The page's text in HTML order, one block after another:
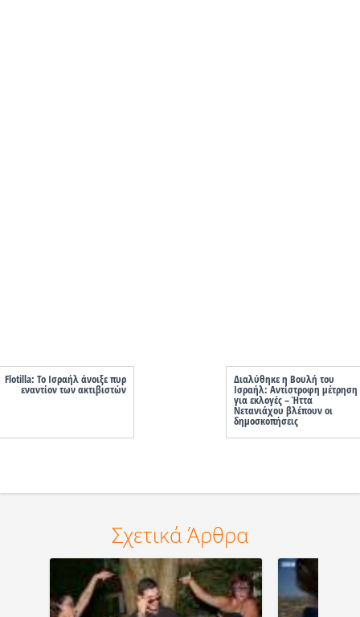
Flotilla: Το Ισραήλ άνοιξε πυρ
εναντίον των ακτιβιστών
Διαλύθηκε η Βουλή του
Ισραήλ: Αντίστροφη μέτρηση
για εκλογές – Ήττα
Νετανιάχου βλέπουν οι
δημοσκοπήσεις
Σχετικά Άρθρα